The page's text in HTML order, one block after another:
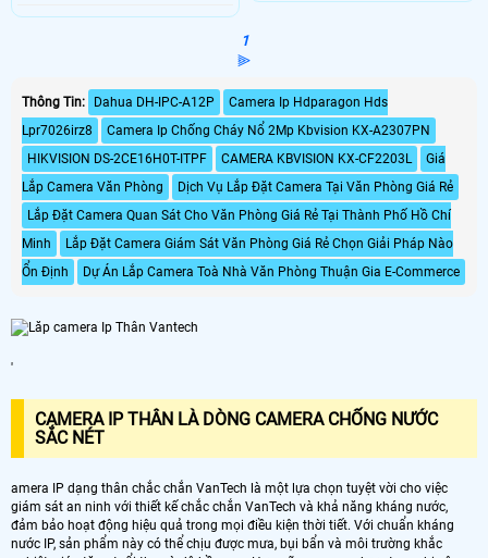
1
⫸
Thông Tin: Dahua DH-IPC-A12P
Camera Ip Hdparagon Hds
Lpr7026irz8
Camera Ip Chống Cháy Nổ 2Mp Kbvision KX-A2307PN
HIKVISION DS-2CE16H0T-ITPF
CAMERA KBVISION KX-CF2203L
Giá
Lắp Camera Văn Phòng
Dịch Vụ Lắp Đặt Camera Tại Văn Phòng Giá Rẻ
Lắp Đặt Camera Quan Sát Cho Văn Phòng Giá Rẻ Tại Thành Phố Hồ Chí
Minh
Lắp Đặt Camera Giám Sát Văn Phòng Giá Rẻ Chọn Giải Pháp Nào
Ổn Định
Dự Án Lắp Camera Toà Nhà Văn Phòng Thuận Gia E-Commerce
'
CAMERA IP THÂN LÀ DÒNG CAMERA CHỐNG NƯỚC
SẮC NÉT
amera IP dạng thân chắc chắn VanTech là một lựa chọn tuyệt vời cho việc
giám sát an ninh với thiết kế chắc chắn VanTech và khả năng kháng nước,
đảm bảo hoạt động hiệu quả trong mọi điều kiện thời tiết. Với chuẩn kháng
nước IP, sản phẩm này có thể chịu được mưa, bụi bẩn và môi trường khắc